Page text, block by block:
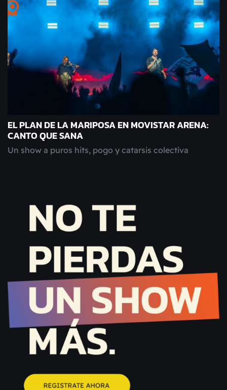
EL PLAN DE LA MARIPOSA EN MOVISTAR ARENA:
CANTO QUE SANA
Un show a puros hits, pogo y catarsis colectiva